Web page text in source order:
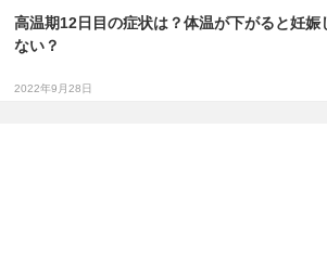
高温期12日目の症状は？体温が下がると妊娠
ない？
2022年9月28日